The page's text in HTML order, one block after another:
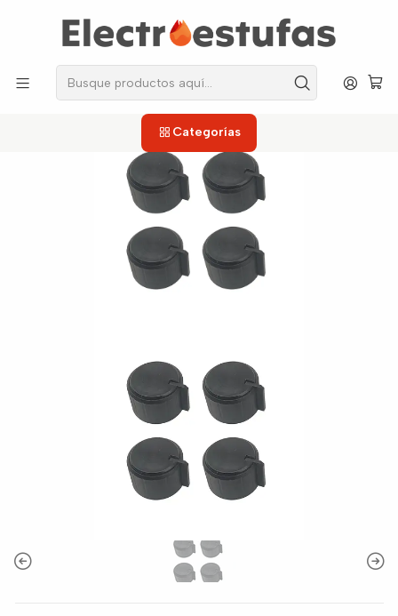
Categorías
los repuestos que necesitas, sin salir de casa!
Perilla Magna Negra Frontal X4 para Estufa Haceb